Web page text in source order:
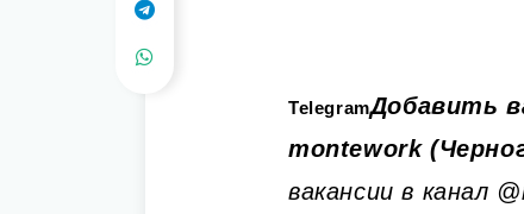
TelegramДобавить
montework
вакансии в канал